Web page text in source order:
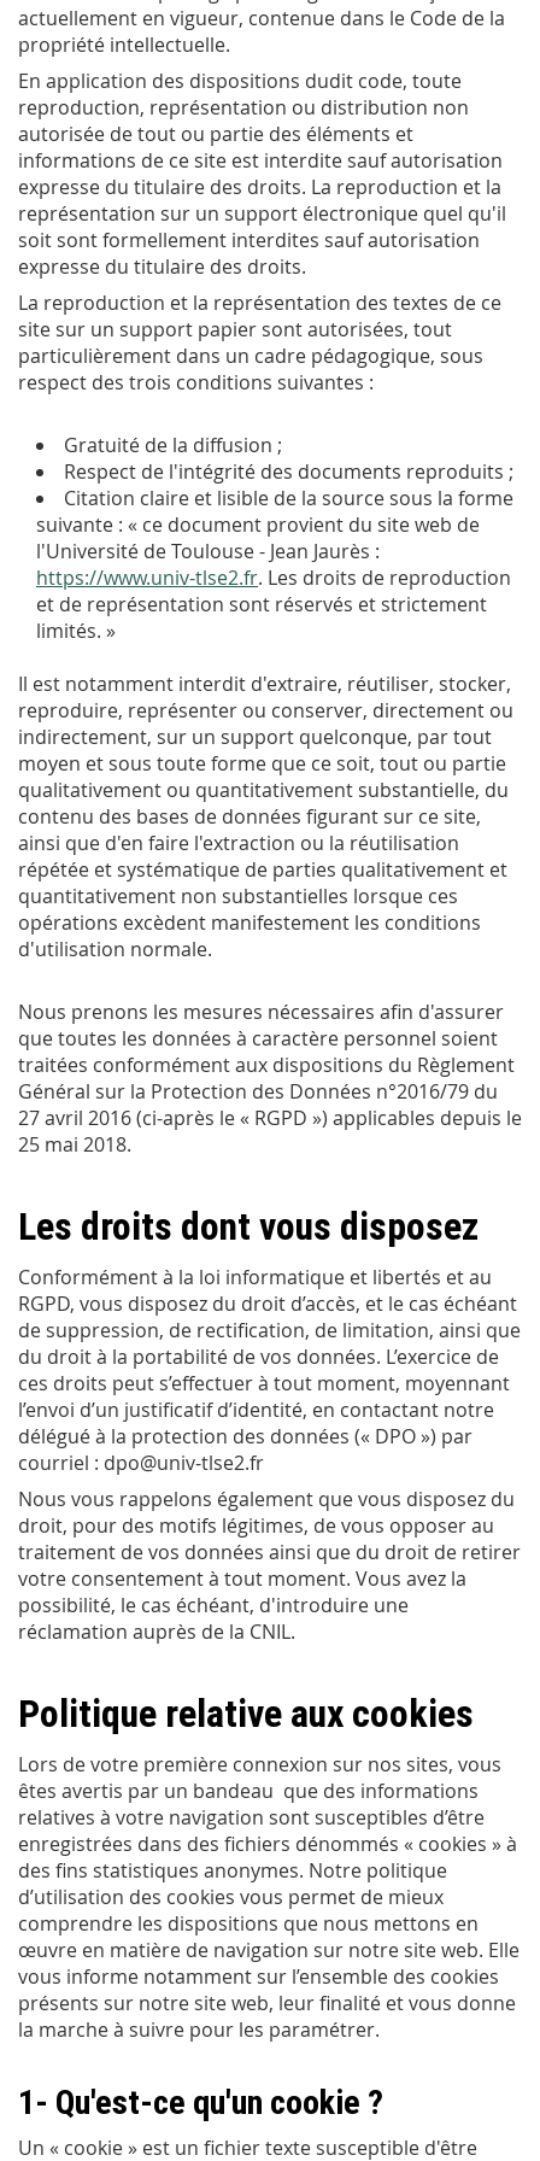
actuellement en vigueur, contenue dans le Code de la
propriété intellectuelle.
En application des dispositions dudit code, toute
reproduction, représentation ou distribution non
autorisée de tout ou partie des éléments et
informations de ce site est interdite sauf autorisation
expresse du titulaire des droits. La reproduction et la
représentation sur un support électronique quel qu'il
soit sont formellement interdites sauf autorisation
expresse du titulaire des droits.
La reproduction et la représentation des textes de ce
site sur un support papier sont autorisées, tout
particulièrement dans un cadre pédagogique, sous
respect des trois conditions suivantes :
Gratuité de la diffusion ;
Respect de l'intégrité des documents reproduits ;
Citation claire et lisible de la source sous la forme
suivante : « ce document provient du site web de
l'Université de Toulouse - Jean Jaurès :
https://www.univ-tlse2.fr. Les droits de reproduction
et de représentation sont réservés et strictement
limités. »
Il est notamment interdit d'extraire, réutiliser, stocker,
reproduire, représenter ou conserver, directement ou
indirectement, sur un support quelconque, par tout
moyen et sous toute forme que ce soit, tout ou partie
qualitativement ou quantitativement substantielle, du
contenu des bases de données figurant sur ce site,
ainsi que d'en faire l'extraction ou la réutilisation
répétée et systématique de parties qualitativement et
quantitativement non substantielles lorsque ces
opérations excèdent manifestement les conditions
d'utilisation normale.
Nous prenons les mesures nécessaires afin d'assurer
que toutes les données à caractère personnel soient
traitées conformément aux dispositions du Règlement
Général sur la Protection des Données n°2016/79 du
27 avril 2016 (ci-après le « RGPD ») applicables depuis le
25 mai 2018.
Les droits dont vous disposez
Conformément à la loi informatique et libertés et au
RGPD, vous disposez du droit d’accès, et le cas échéant
de suppression, de rectification, de limitation, ainsi que
du droit à la portabilité de vos données. L’exercice de
ces droits peut s’effectuer à tout moment, moyennant
l’envoi d’un justificatif d’identité, en contactant notre
délégué à la protection des données (« DPO ») par
courriel : dpo@univ-tlse2.fr
Nous vous rappelons également que vous disposez du
droit, pour des motifs légitimes, de vous opposer au
traitement de vos données ainsi que du droit de retirer
votre consentement à tout moment. Vous avez la
possibilité, le cas échéant, d'introduire une
réclamation auprès de la CNIL.
Politique relative aux cookies
Lors de votre première connexion sur nos sites, vous
êtes avertis par un bandeau que des informations
relatives à votre navigation sont susceptibles d’être
enregistrées dans des fichiers dénommés « cookies » à
des fins statistiques anonymes. Notre politique
d’utilisation des cookies vous permet de mieux
comprendre les dispositions que nous mettons en
œuvre en matière de navigation sur notre site web. Elle
vous informe notamment sur l’ensemble des cookies
présents sur notre site web, leur finalité et vous donne
la marche à suivre pour les paramétrer.
1- Qu'est-ce qu'un cookie ?
Un « cookie » est un fichier texte susceptible d'être